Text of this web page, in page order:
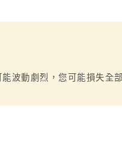
波動劇烈，您可能損失全